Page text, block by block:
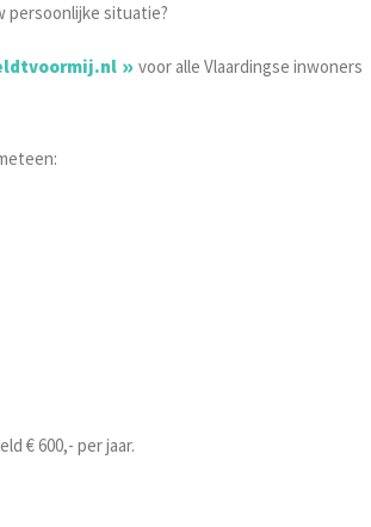
persoonlijke situatie?
voor alle Vlaardingse inwoners
€ 600,- per jaar.